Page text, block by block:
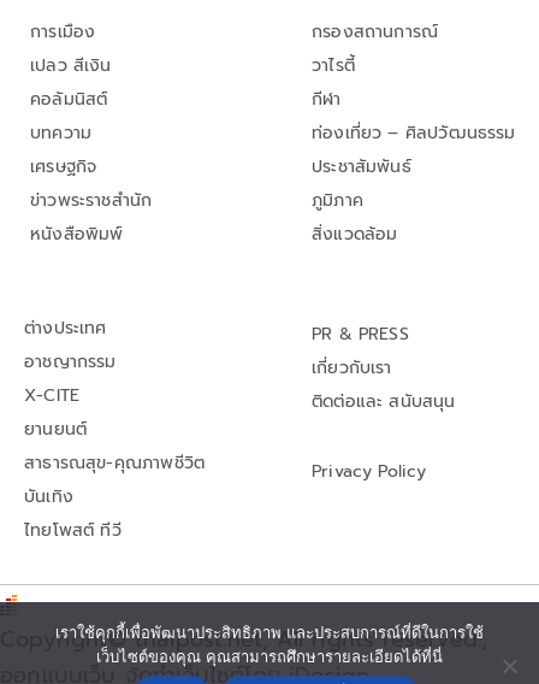
การเมือง
เปลว สีเงิน
คอลัมนิสต์
บทความ
เศรษฐกิจ
ข่าวพระราชสำนัก
หนังสือพิมพ์
กรองสถานการณ์
วาไรตี้
กีฬา
ท่องเที่ยว – ศิลปวัฒนธรรม
ประชาสัมพันธ์
ภูมิภาค
สิ่งแวดล้อม
ต่างประเทศ
อาชญากรรม
X-CITE
ยานยนต์
สาธารณสุข-คุณภาพชีวิต
บันเทิง
ไทยโพสต์ ทีวี
PR & PRESS
เกี่ยวกับเรา
ติดต่อและ สนับสนุน
Privacy Policy
Copyright© thaipost.net, All rights reserved.,
ออกแบบเว็บ จัดทำเว็บไซต์โดย iDesign
เราใช้คุกกี้เพื่อพัฒนาประสิทธิภาพ และประสบการณ์ที่ดีในการใช้
เว็บไซต์ของคุณ คุณสามารถศึกษารายละเอียดได้ที่นี่